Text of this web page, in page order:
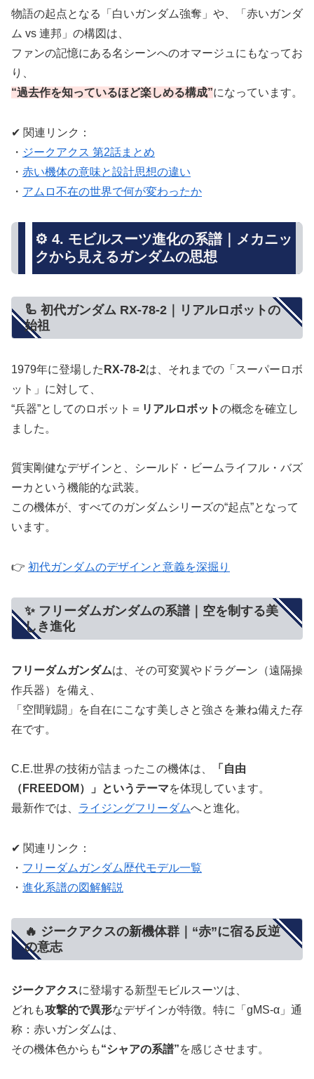
物語の起点となる「白いガンダム強奪」や、「赤いガンダ
ム vs 連邦」の構図は、
ファンの記憶にある名シーンへのオマージュにもなってお
り、
“過去作を知っているほど楽しめる構成”になっています。
✔ 関連リンク：
・ ジークアクス 第2話まとめ
・ 赤い機体の意味と設計思想の違い
・ アムロ不在の世界で何が変わったか
⚙️ 4. モビルスーツ進化の系譜｜メカニッ
クから見えるガンダムの思想
🦾 初代ガンダム RX-78-2｜リアルロボットの
始祖
1979年に登場した RX-78-2は、それまでの「スーパーロボ
ット」に対して、
“兵器”としてのロボット＝ リアルロボットの概念を確立し
ました。
質実剛健なデザインと、シールド・ビームライフル・バズ
ーカという機能的な武装。
この機体が、すべてのガンダムシリーズの“起点”となって
います。
👉 初代ガンダムのデザインと意義を深掘り
✨ フリーダムガンダムの系譜｜空を制する美
しき進化
フリーダムガンダムは、その可変翼やドラグーン（遠隔操
作兵器）を備え、
「空間戦闘」を自在にこなす美しさと強さを兼ね備えた存
在です。
C.E.世界の技術が詰まったこの機体は、
「自由
（FREEDOM）」というテーマを体現しています。
最新作では、 ライジングフリーダムへと進化。
✔ 関連リンク：
・ フリーダムガンダム歴代モデル一覧
・ 進化系譜の図解解説
🔥 ジークアクスの新機体群｜“赤”に宿る反逆
の意志
ジークアクスに登場する新型モビルスーツは、
どれも攻撃的で異形なデザインが特徴。特に「gMS-α」通
称：赤いガンダムは、
その機体色からも“シャアの系譜”を感じさせます。